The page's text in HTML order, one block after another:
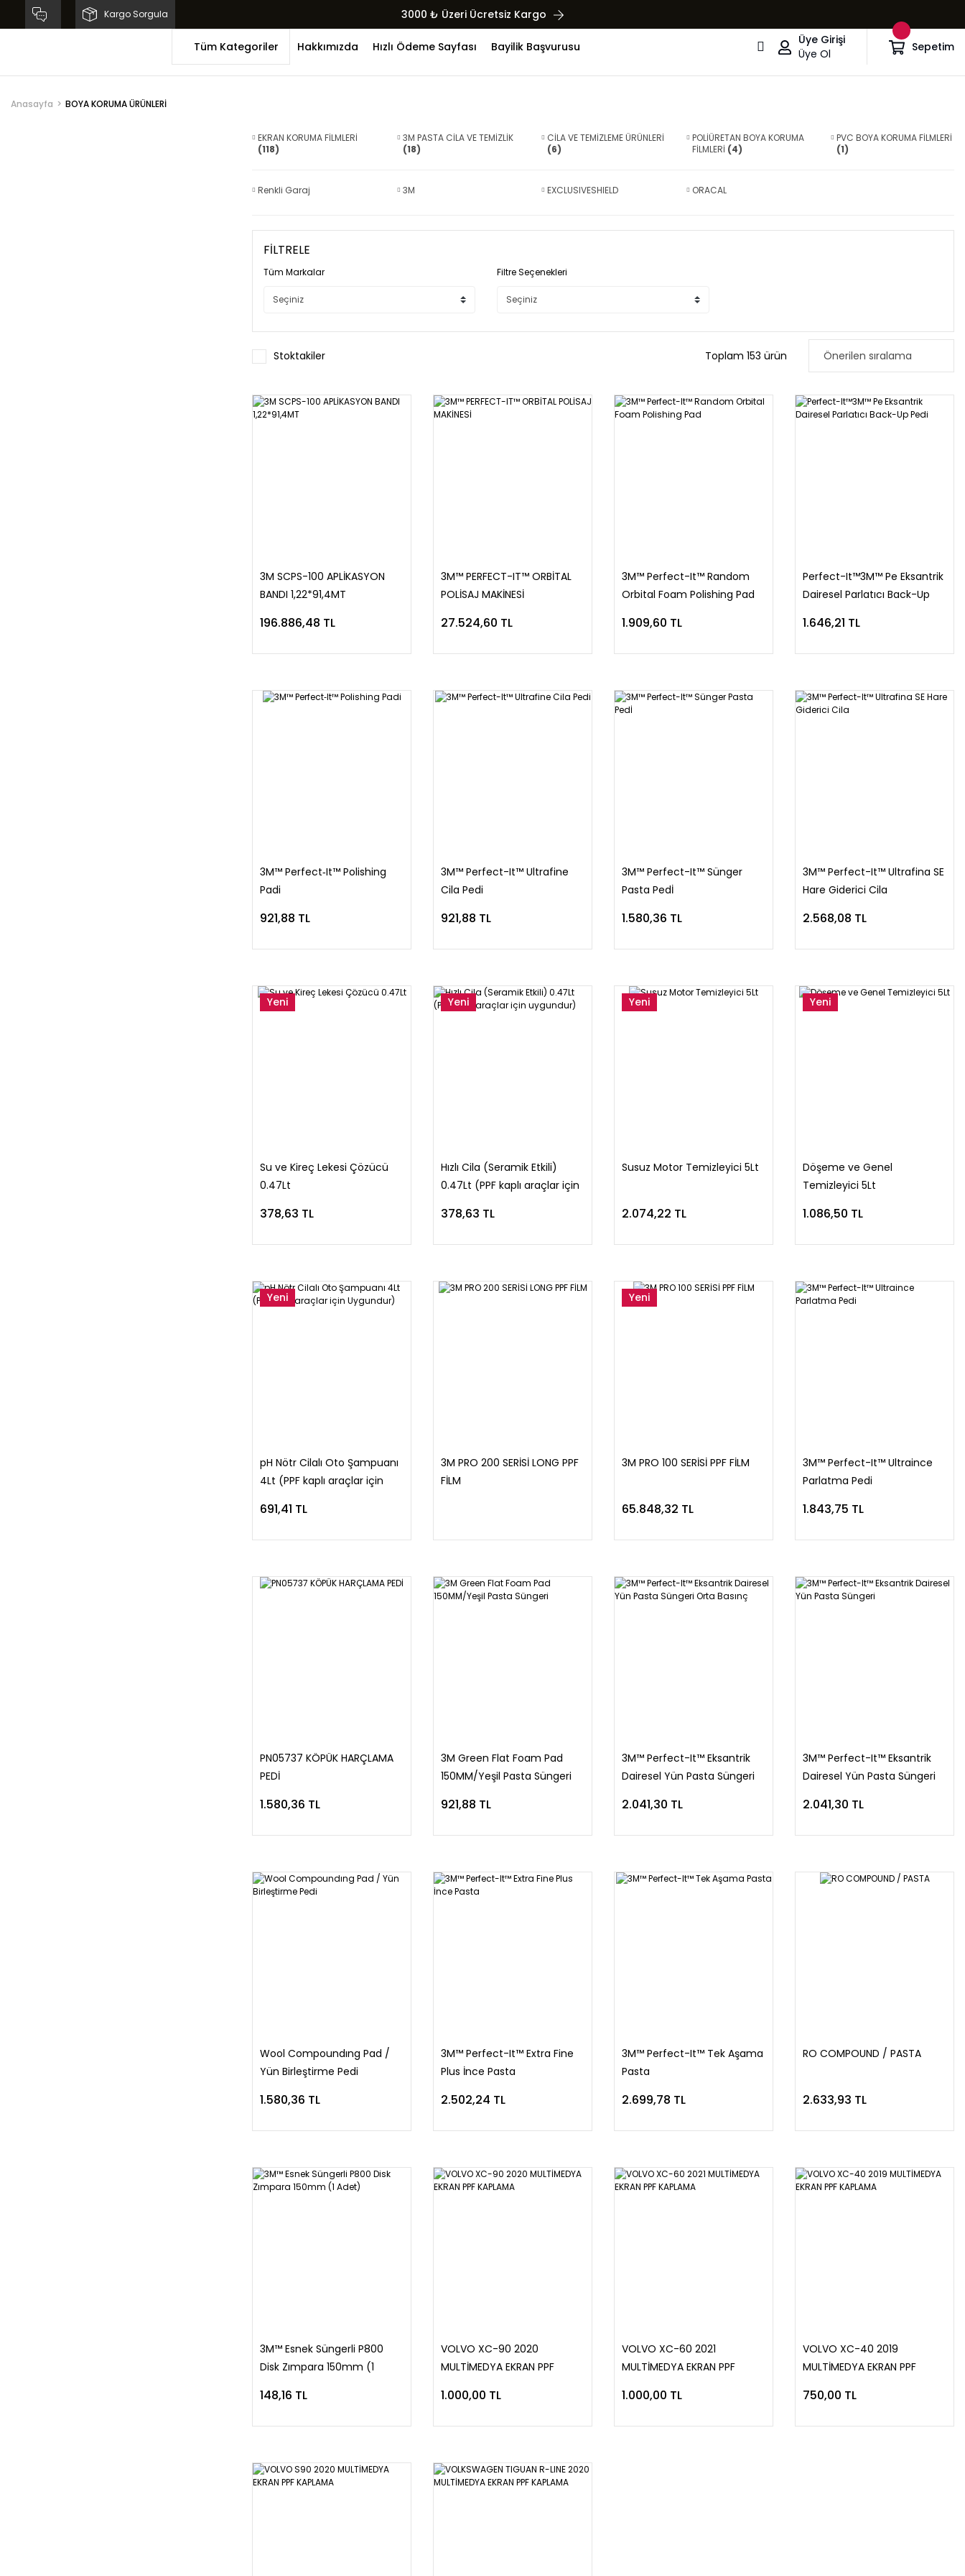
Kargo Sorgula 3000 ₺ Üzeri Ücretsiz Kargo
Tüm Kategoriler Hakkımızda Hızlı Ödeme Sayfası Bayilik Başvurusu
Üye Girişi
Üye Ol
Sepetim
Anasayfa BOYA KORUMA ÜRÜNLERİ
EKRAN KORUMA FİLMLERİ
(118)
3M PASTA CİLA VE TEMİZLİK
(18)
CİLA VE TEMİZLEME ÜRÜNLERİ
(6)
POLİÜRETAN BOYA KORUMA
FİLMLERİ (4)
PVC BOYA KORUMA FİLMLERİ
(1)
Renkli Garaj 3M EXCLUSIVESHIELD ORACAL
FİLTRELE
Tüm Markalar Filtre Seçenekleri
Stoktakiler Toplam 153 ürün
3M SCPS-100 APLİKASYON
BANDI 1,22*91,4MT
196.886,48 TL
3M™ PERFECT-IT™ ORBİTAL
POLİSAJ MAKİNESİ
27.524,60 TL
3M™ Perfect-It™ Random
Orbital Foam Polishing Pad
1.909,60 TL
Perfect-It™3M™ Pe Eksantrik
Dairesel Parlatıcı Back-Up
1.646,21 TL
3M™ Perfect‐It™ Polishing
Padi
921,88 TL
3M™ Perfect-It™ Ultrafine
Cila Pedi
921,88 TL
3M™ Perfect-It™ Sünger
Pasta Pedİ
1.580,36 TL
3M™ Perfect-It™ Ultrafina SE
Hare Giderici Cila
2.568,08 TL
Yeni
Su ve Kireç Lekesi Çözücü
0.47Lt
378,63 TL
Yeni
Hızlı Cila (Seramik Etkili)
0.47Lt (PPF kaplı araçlar için
378,63 TL
Yeni
Susuz Motor Temizleyici 5Lt
2.074,22 TL
Yeni
Döşeme ve Genel
Temizleyici 5Lt
1.086,50 TL
Yeni
pH Nötr Cilalı Oto Şampuanı
4Lt (PPF kaplı araçlar için
691,41 TL
3M PRO 200 SERİSİ LONG PPF
FİLM
Yeni
3M PRO 100 SERİSİ PPF FİLM
65.848,32 TL
3M™ Perfect-It™ Ultraince
Parlatma Pedi
1.843,75 TL
PN05737 KÖPÜK HARÇLAMA
PEDİ
1.580,36 TL
3M Green Flat Foam Pad
150MM/Yeşil Pasta Süngeri
921,88 TL
3M™ Perfect-It™ Eksantrik
Dairesel Yün Pasta Süngeri
2.041,30 TL
3M™ Perfect-It™ Eksantrik
Dairesel Yün Pasta Süngeri
2.041,30 TL
Wool Compoundıng Pad /
Yün Birleştirme Pedi
1.580,36 TL
3M™ Perfect-It™ Extra Fine
Plus İnce Pasta
2.502,24 TL
3M™ Perfect-It™ Tek Aşama
Pasta
2.699,78 TL
RO COMPOUND / PASTA
2.633,93 TL
3M™ Esnek Süngerli P800
Disk Zımpara 150mm (1
148,16 TL
VOLVO XC-90 2020
MULTİMEDYA EKRAN PPF
1.000,00 TL
VOLVO XC-60 2021
MULTİMEDYA EKRAN PPF
1.000,00 TL
VOLVO XC-40 2019
MULTİMEDYA EKRAN PPF
750,00 TL